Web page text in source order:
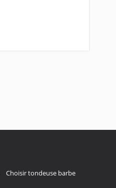
Choisir tondeuse barbe